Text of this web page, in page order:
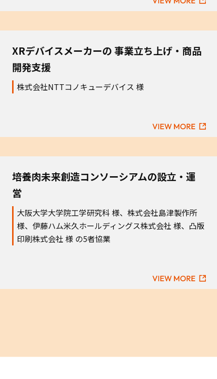
XRデバイスメーカーの 事業立ち上げ・商品
開発支援
株式会社NTTコノキューデバイス 様
培養肉未来創造コンソーシアムの設立・運
営
大阪大学大学院工学研究科 様、株式会社島津製作所
様、伊藤ハム米久ホールディングス株式会社 様、凸版
印刷株式会社 様 の5者協業